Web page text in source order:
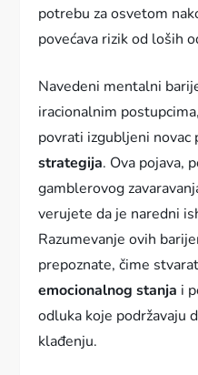
potrebu za osvetom
povećava rizik od loših
Navedeni mentalni
iracionalnim
povrati izgubljeni novac
strategija. Ova pojava,
gamblerovog
verujete da je naredni
Razumevanje ovih
prepoznate, čime
emocionalnog stanja i
odluka koje podržavaju
klađenju.